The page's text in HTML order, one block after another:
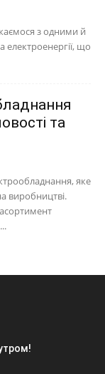
з одними й
що
та
яке
виробництві.